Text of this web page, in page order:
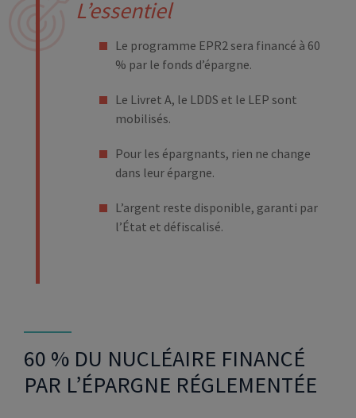
L’essentiel
Le programme EPR2 sera financé à 60
% par le fonds d’épargne.
Le Livret A, le LDDS et le LEP sont
mobilisés.
Pour les épargnants, rien ne change
dans leur épargne.
L’argent reste disponible, garanti par
l’État et défiscalisé.
60 % DU NUCLÉAIRE FINANCÉ
PAR L’ÉPARGNE RÉGLEMENTÉE